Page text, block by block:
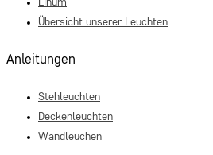
Linum
Übersicht unserer Leuchten
Anleitungen
Stehleuchten
Deckenleuchten
Wandleuchen